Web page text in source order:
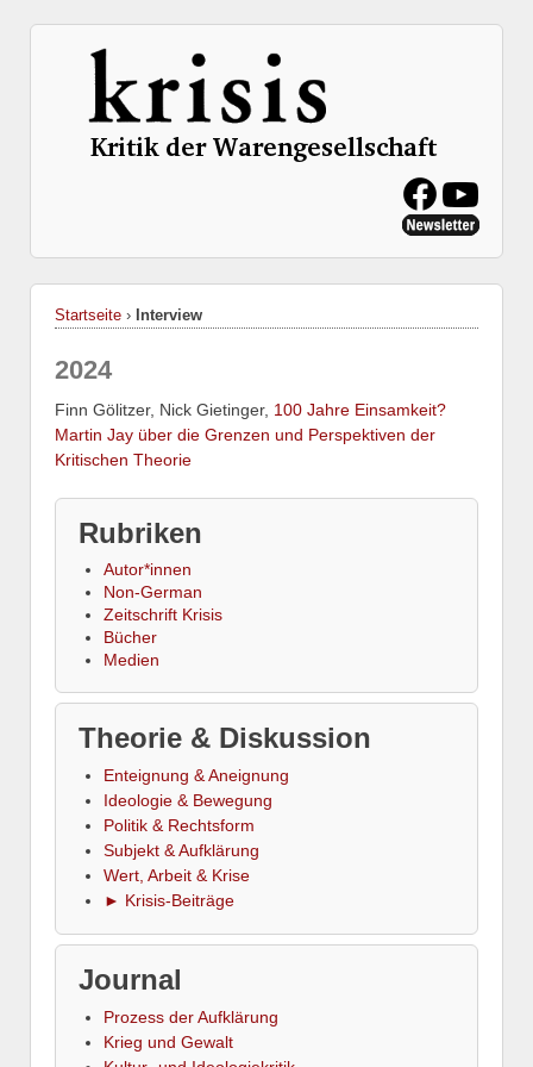
Startseite › Interview
2024
Finn Gölitzer, Nick Gietinger, 100 Jahre Einsamkeit?
Martin Jay über die Grenzen und Perspektiven der
Kritischen Theorie
Rubriken
Autor*innen
Non-German
Zeitschrift Krisis
Bücher
Medien
Theorie & Diskussion
Enteignung & Aneignung
Ideologie & Bewegung
Politik & Rechtsform
Subjekt & Aufklärung
Wert, Arbeit & Krise
► Krisis-Beiträge
Journal
Prozess der Aufklärung
Krieg und Gewalt